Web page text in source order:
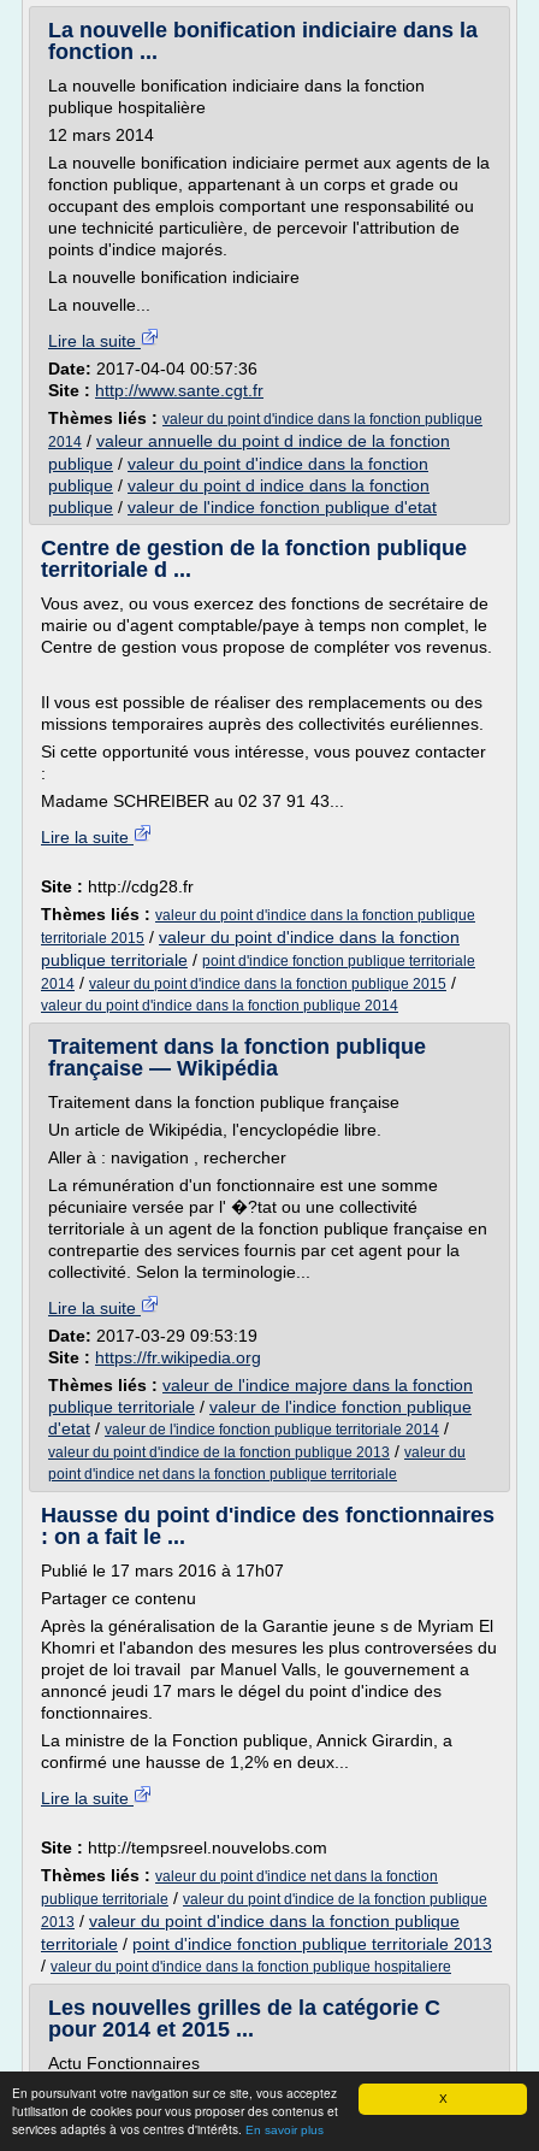
X
En poursuivant votre navigation sur ce site, vous acceptez
l'utilisation de cookies pour vous proposer des contenus et
services adaptés à vos centres d'intérêts. En savoir plus
La nouvelle bonification indiciaire dans la
fonction ...
La nouvelle bonification indiciaire dans la fonction
publique hospitalière
12 mars 2014
La nouvelle bonification indiciaire permet aux agents de la
fonction publique, appartenant à un corps et grade ou
occupant des emplois comportant une responsabilité ou
une technicité particulière, de percevoir l'attribution de
points d'indice majorés.
La nouvelle bonification indiciaire
La nouvelle...
Lire la suite
Date: 2017-04-04 00:57:36
Site : http://www.sante.cgt.fr
Thèmes liés : valeur du point d'indice dans la fonction publique
2014 / valeur annuelle du point d indice de la fonction
publique / valeur du point d'indice dans la fonction
publique / valeur du point d indice dans la fonction
publique / valeur de l'indice fonction publique d'etat
Centre de gestion de la fonction publique
territoriale d ...
Vous avez, ou vous exercez des fonctions de secrétaire de
mairie ou d'agent comptable/paye à temps non complet, le
Centre de gestion vous propose de compléter vos revenus.
Il vous est possible de réaliser des remplacements ou des
missions temporaires auprès des collectivités euréliennes.
Si cette opportunité vous intéresse, vous pouvez contacter
:
Madame SCHREIBER au 02 37 91 43...
Lire la suite
Site : http://cdg28.fr
Thèmes liés : valeur du point d'indice dans la fonction publique
territoriale 2015 / valeur du point d'indice dans la fonction
publique territoriale / point d'indice fonction publique territoriale
2014 / valeur du point d'indice dans la fonction publique 2015 /
valeur du point d'indice dans la fonction publique 2014
Traitement dans la fonction publique
française — Wikipédia
Traitement dans la fonction publique française
Un article de Wikipédia, l'encyclopédie libre.
Aller à : navigation , rechercher
La rémunération d'un fonctionnaire est une somme
pécuniaire versée par l' �?tat ou une collectivité
territoriale à un agent de la fonction publique française en
contrepartie des services fournis par cet agent pour la
collectivité. Selon la terminologie...
Lire la suite
Date: 2017-03-29 09:53:19
Site : https://fr.wikipedia.org
Thèmes liés : valeur de l'indice majore dans la fonction
publique territoriale / valeur de l'indice fonction publique
d'etat / valeur de l'indice fonction publique territoriale 2014 /
valeur du point d'indice de la fonction publique 2013 / valeur du
point d'indice net dans la fonction publique territoriale
Hausse du point d'indice des fonctionnaires
: on a fait le ...
Publié le 17 mars 2016 à 17h07
Partager ce contenu
Après la généralisation de la Garantie jeune s de Myriam El
Khomri et l'abandon des mesures les plus controversées du
projet de loi travail par Manuel Valls, le gouvernement a
annoncé jeudi 17 mars le dégel du point d'indice des
fonctionnaires.
La ministre de la Fonction publique, Annick Girardin, a
confirmé une hausse de 1,2% en deux...
Lire la suite
Site : http://tempsreel.nouvelobs.com
Thèmes liés : valeur du point d'indice net dans la fonction
publique territoriale / valeur du point d'indice de la fonction publique
2013 / valeur du point d'indice dans la fonction publique
territoriale / point d'indice fonction publique territoriale 2013
/ valeur du point d'indice dans la fonction publique hospitaliere
Les nouvelles grilles de la catégorie C
pour 2014 et 2015 ...
Actu Fonctionnaires
Les nouvelles grilles de la catégorie C pour 2014 et 2015
Une réunion « conclusive » sur les mesures d'urgence
concernant la catégorie C a eu lieu au ministère de la